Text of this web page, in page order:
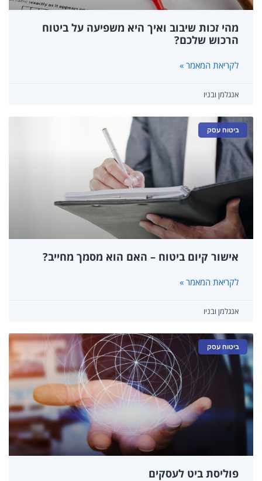
מהי זכות שיבוב ואיך היא משפיעה על ביטוח
הרכוש שלכם?
לקריאת המאמר »
אנגלמן ובניו
ביטוח עסק
אישור קיום ביטוח – האם הוא מסמך מחייב?
לקריאת המאמר »
אנגלמן ובניו
ביטוח עסק
פוליסת ביט לעסקים